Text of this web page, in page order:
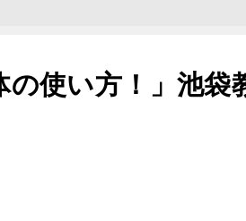
の使い方！」池